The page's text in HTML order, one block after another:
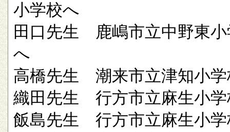
小学校へ
田口先生 鹿嶋市立中野東小
へ
高橋先生 潮来市立津知小学
織田先生 行方市立麻生小学
飯島先生 行方市立麻生小学